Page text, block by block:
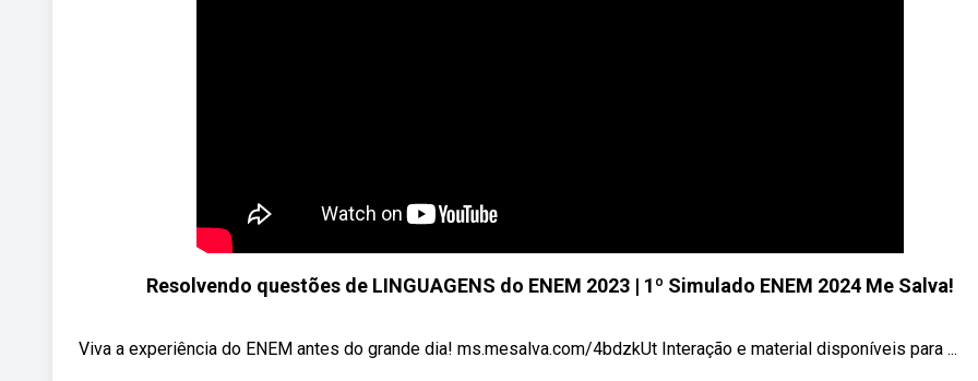
Resolvendo questões de LINGUAGENS do ENEM 2023 | 1º Simulado ENEM 2024 Me Salva!
Viva a experiência do ENEM antes do grande dia! ms.mesalva.com/4bdzkUt Interação e material disponíveis para ...